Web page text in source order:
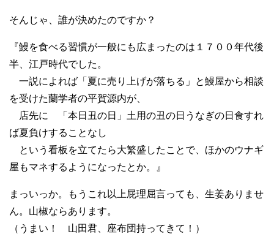
そんじゃ、誰が決めたのですか？
『鰻を食べる習慣が一般にも広まったのは１７００年代後
半、江戸時代でした。
一説によれば「夏に売り上げが落ちる」と鰻屋から相談
を受けた蘭学者の平賀源内が、
店先に 「本日丑の日」土用の丑の日うなぎの日食すれ
ば夏負けすることなし
という看板を立てたら大繁盛したことで、ほかのウナギ
屋もマネするようになったとか。』
まっいっか。もうこれ以上屁理屈言っても、生姜ありませ
ん。山椒ならあります。
（うまい！ 山田君、座布団持ってきて！）